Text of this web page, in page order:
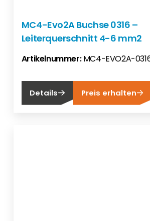
MC4-Evo2A Buchse 0316 –
Leiterquerschnitt 4-6 mm2
Artikelnummer:MC4-EVO2A-
Details Preis erhalten